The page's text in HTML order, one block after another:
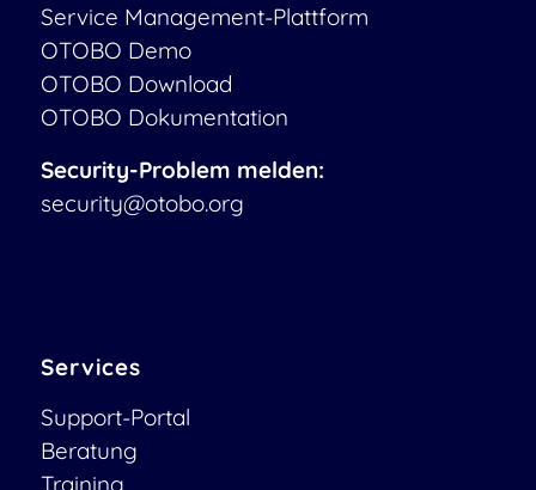
Service Management-Plattform
OTOBO Demo
OTOBO Download
OTOBO Dokumentation
Security-Problem melden:
security@otobo.org
Services
Support-Portal
Beratung
Training